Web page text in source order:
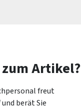
zum Artikel?
freut
berät Sie